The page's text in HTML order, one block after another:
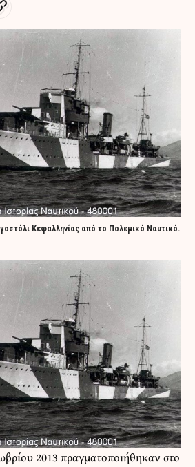
Κεφαλληνίας από το Πολεμικό Ναυτικό.
2013 πραγματοποιήθηκαν στο